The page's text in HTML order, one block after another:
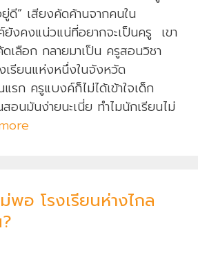
ดี” เสียงคัดค้านจากคนใน
งคงแน่วแน่ที่อยากจะเป็นครู เขา
เลือก กลายมาเป็น ครูสอนวิชา
เรียนแห่งหนึ่งในจังหวัด
รก ครูแบงค์ก็ไม่ได้เข้าใจเด็ก
อนมันง่ายนะเนี่ย ทำไมนักเรียนไม่
คิ
พอ โรงเรียนห่างไกล